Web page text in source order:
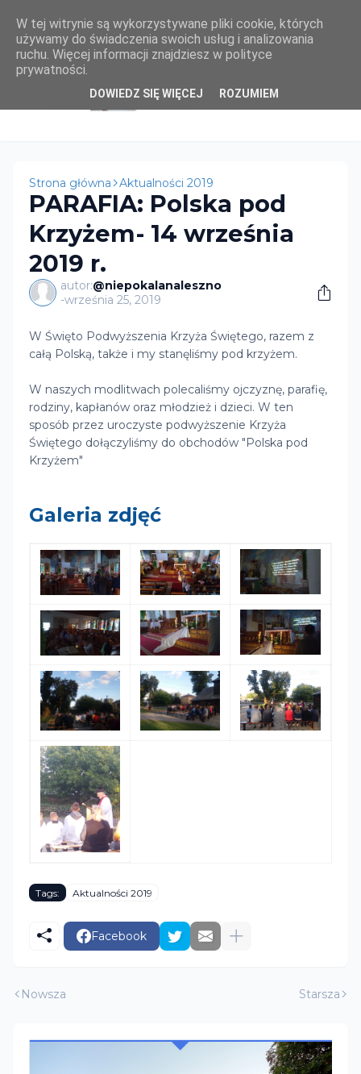
Strona główna Aktualności 2019
PARAFIA: Polska pod
Krzyżem- 14 września
2019 r.
autor:@niepokalanaleszno
-września 25, 2019
W Święto Podwyższenia Krzyża Świętego, razem z
całą Polską, także i my stanęliśmy pod krzyżem.
W naszych modlitwach polecaliśmy ojczyznę, parafię,
rodziny, kapłanów oraz młodzież i dzieci. W ten
sposób przez uroczyste podwyższenie Krzyża
Świętego dołączyliśmy do obchodów "Polska pod
Krzyżem"
Galeria zdjęć
Tags: Aktualności 2019
Facebook
Nowsza Starsza
W tej witrynie są wykorzystywane pliki cookie, których
używamy do świadczenia swoich usług i analizowania
ruchu. Więcej informacji znajdziesz w polityce
prywatności.
DOWIEDZ SIĘ WIĘCEJ ROZUMIEM